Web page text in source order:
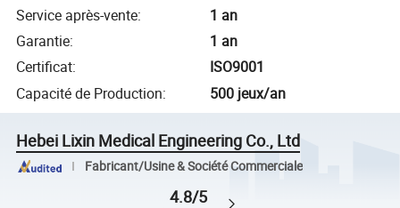
Service après-vente:
1 an
Garantie:
1 an
Certificat:
ISO9001
Capacité de Production: 500 jeux/an
Hebei Lixin Medical Engineering Co., Ltd
Fabricant/Usine & Société Commerciale
4.8/5